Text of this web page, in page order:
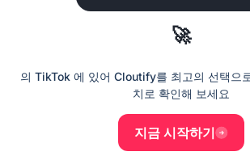
🚀
의 TikTok 에 있어 Cloutify를 최고의 선택으
치로 확인해 보세요
지금 시작하기